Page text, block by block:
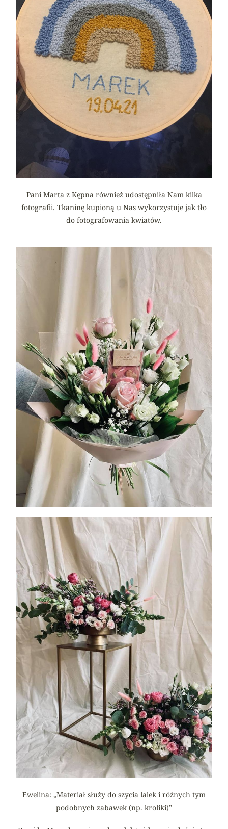
Pani Marta z Kępna również udostępniła Nam kilka
fotografii. Tkaninę kupioną u Nas wykorzystuje jak tło
do fotografowania kwiatów.
Ewelina: „Materiał służy do szycia lalek i różnych tym
podobnych zabawek (np. kroliki)”